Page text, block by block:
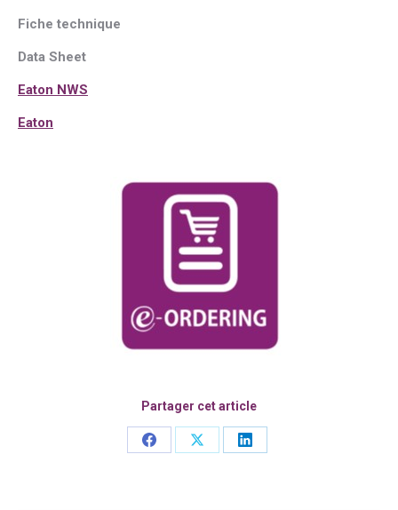
Fiche technique
Data Sheet
Eaton NWS
Eaton
Partager cet article
Share
Share
Share